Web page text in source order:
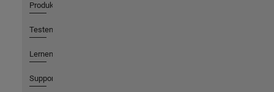
Produkte
Testen oder Kaufen
Lernen
Support